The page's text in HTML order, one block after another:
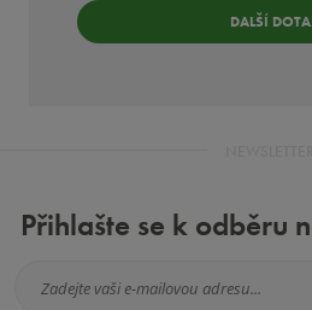
DALŠÍ
Přihlašte se k odběru